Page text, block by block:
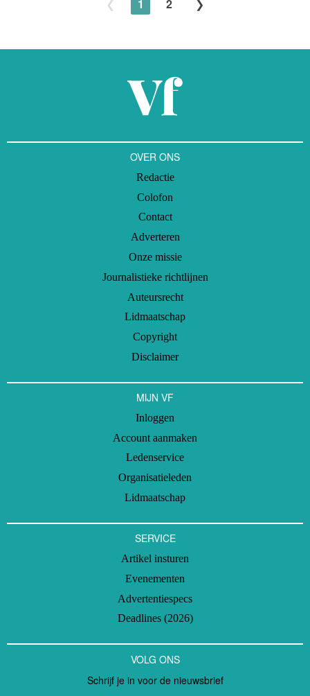
zijn het land ontvlucht, zegt UNHCR, de vluchtelingenorganisatie
geld binnen voor vluchtelingen en noodhulp.
1 2
OVER ONS
Redactie
Colofon
Contact
Adverteren
Onze missie
Journalistieke richtlijnen
Auteursrecht
Lidmaatschap
Copyright
Disclaimer
MIJN VF
Inloggen
Account aanmaken
Ledenservice
Organisatieleden
Lidmaatschap
SERVICE
Artikel insturen
Evenementen
Advertentiespecs
Deadlines (2026)
VOLG ONS
Schrijf je in voor de nieuwsbrief